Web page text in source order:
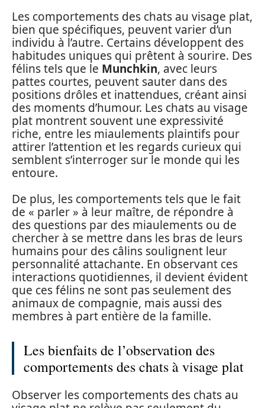
Les comportements des chats au visage plat,
bien que spécifiques, peuvent varier d’un
individu à l’autre. Certains développent des
habitudes uniques qui prêtent à sourire. Des
félins tels que le Munchkin, avec leurs
pattes courtes, peuvent sauter dans des
positions drôles et inattendues, créant ainsi
des moments d’humour. Les chats au visage
plat montrent souvent une expressivité
riche, entre les miaulements plaintifs pour
attirer l’attention et les regards curieux qui
semblent s’interroger sur le monde qui les
entoure.
De plus, les comportements tels que le fait
de « parler » à leur maître, de répondre à
des questions par des miaulements ou de
chercher à se mettre dans les bras de leurs
humains pour des câlins soulignent leur
personnalité attachante. En observant ces
interactions quotidiennes, il devient évident
que ces félins ne sont pas seulement des
animaux de compagnie, mais aussi des
membres à part entière de la famille.
Les bienfaits de l’observation des
comportements des chats à visage plat
Observer les comportements des chats au